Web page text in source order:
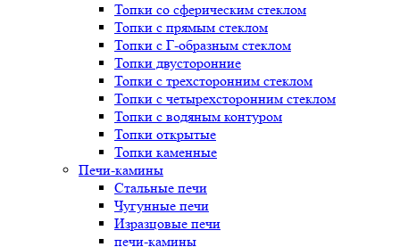
Топки со сферическим стеклом
Топки с прямым стеклом
Топки с Г-образным стеклом
Топки двусторонние
Топки с трехсторонним стеклом
Топки с четырехсторонним стеклом
Топки с водяным контуром
Топки открытые
Топки каменные
Печи-камины
Стальные печи
Чугунные печи
Изразцовые печи
печи-камины